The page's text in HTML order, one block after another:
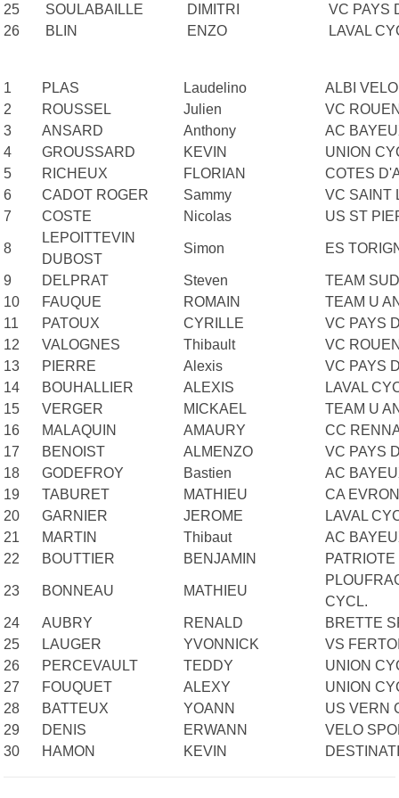
25
SOULABAILLE DIMITRI
VC PAYS
26
BLIN ENZO LAVAL
1 PLAS Laudelino
ALBI
2
ROUSSEL Julien
VC
3
ANSARD Anthony
AC
4
GROUSSARD KEVIN
UNION
5
RICHEUX FLORIAN
COTES
6
CADOT ROGER Sammy
VC SAINT
7
COSTE Nicolas US ST
8
LEPOITTEVIN
DUBOST
Simon ES
9 DELPRAT Steven
TEAM
10
FAUQUE ROMAIN
TEAM U
11
PATOUX CYRILLE
VC PAYS
12
VALOGNES Thibault
VC
13
PIERRE Alexis
VC PAYS
14
BOUHALLIER ALEXIS
LAVAL
15
VERGER MICKAEL
TEAM U
16
MALAQUIN AMAURY
CC
17
BENOIST ALMENZO
VC PAYS
18
GODEFROY Bastien
AC
19
TABURET MATHIEU
CA EVRON
20
GARNIER JEROME
LAVAL
21
MARTIN Thibaut
AC
22
BOUTTIER BENJAMIN
23 BONNEAU MATHIEU
CYCL.
24
AUBRY RENALD
BRETTE
25
LAUGER YVONNICK
VS
26
PERCEVAULT TEDDY
UNION
27
FOUQUET ALEXY
UNION
28
BATTEUX YOANN
US VERN
29
DENIS ERWANN
VELO
30
HAMON KEVIN